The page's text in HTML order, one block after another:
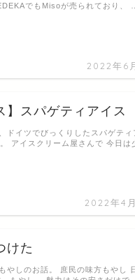
2022年6
でもMisoが売られており、 …
】スパゲティアイス
2022年4
ドイツでびっくりしたスパゲティ
アイスクリーム屋さんで 今日は
けた
やしのお話。 庶民の味方もやし